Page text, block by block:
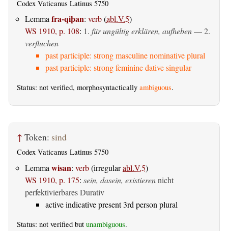
Codex Vaticanus Latinus 5750
Lemmafra-qiþan: verb(abl.V.5)
WS 1910, p. 108: 1. für ungültig erklären, aufheben— 2.
verfluchen
past participle: strong masculine nominative plural
past participle: strong feminine dative singular
Status: not verified, morphosyntactically ambiguous.
↑ Token: sind
Codex Vaticanus Latinus 5750
Lemma wisan: verb(irregularabl.V.5)
WS 1910, p. 175: sein, dasein, existierennicht
perfektivierbares Durativ
active indicative present 3rd person plural
Status: not verified but unambiguous.